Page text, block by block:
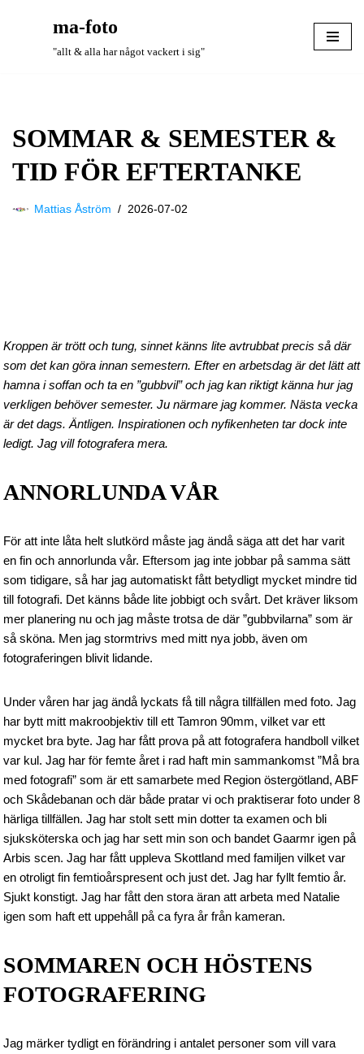
ma-foto
"allt & alla har något vackert i sig"
SOMMAR & SEMESTER &
TID FÖR EFTERTANKE
Mattias Åström 2026-07-02
Kroppen är trött och tung, sinnet känns lite avtrubbat precis så där
som det kan göra innan semestern. Efter en arbetsdag är det lätt att
hamna i soffan och ta en ”gubbvil” och jag kan riktigt känna hur jag
verkligen behöver semester. Ju närmare jag kommer. Nästa vecka
är det dags. Äntligen. Inspirationen och nyfikenheten tar dock inte
ledigt. Jag vill fotografera mera.
ANNORLUNDA VÅR
För att inte låta helt slutkörd måste jag ändå säga att det har varit
en fin och annorlunda vår. Eftersom jag inte jobbar på samma sätt
som tidigare, så har jag automatiskt fått betydligt mycket mindre tid
till fotografi. Det känns både lite jobbigt och svårt. Det kräver liksom
mer planering nu och jag måste trotsa de där ”gubbvilarna” som är
så sköna. Men jag stormtrivs med mitt nya jobb, även om
fotograferingen blivit lidande.
Under våren har jag ändå lyckats få till några tillfällen med foto. Jag
har bytt mitt makroobjektiv till ett Tamron 90mm, vilket var ett
mycket bra byte. Jag har fått prova på att fotografera handboll vilket
var kul. Jag har för femte året i rad haft min sammankomst ”Må bra
med fotografi” som är ett samarbete med Region östergötland, ABF
och Skådebanan och där både pratar vi och praktiserar foto under 8
härliga tillfällen. Jag har stolt sett min dotter ta examen och bli
sjuksköterska och jag har sett min son och bandet Gaarmr igen på
Arbis scen. Jag har fått uppleva Skottland med familjen vilket var
en otroligt fin femtioårspresent och just det. Jag har fyllt femtio år.
Sjukt konstigt. Jag har fått den stora äran att arbeta med Natalie
igen som haft ett uppehåll på ca fyra år från kameran.
SOMMAREN OCH HÖSTENS
FOTOGRAFERING
Jag märker tydligt en förändring i antalet personer som vill vara